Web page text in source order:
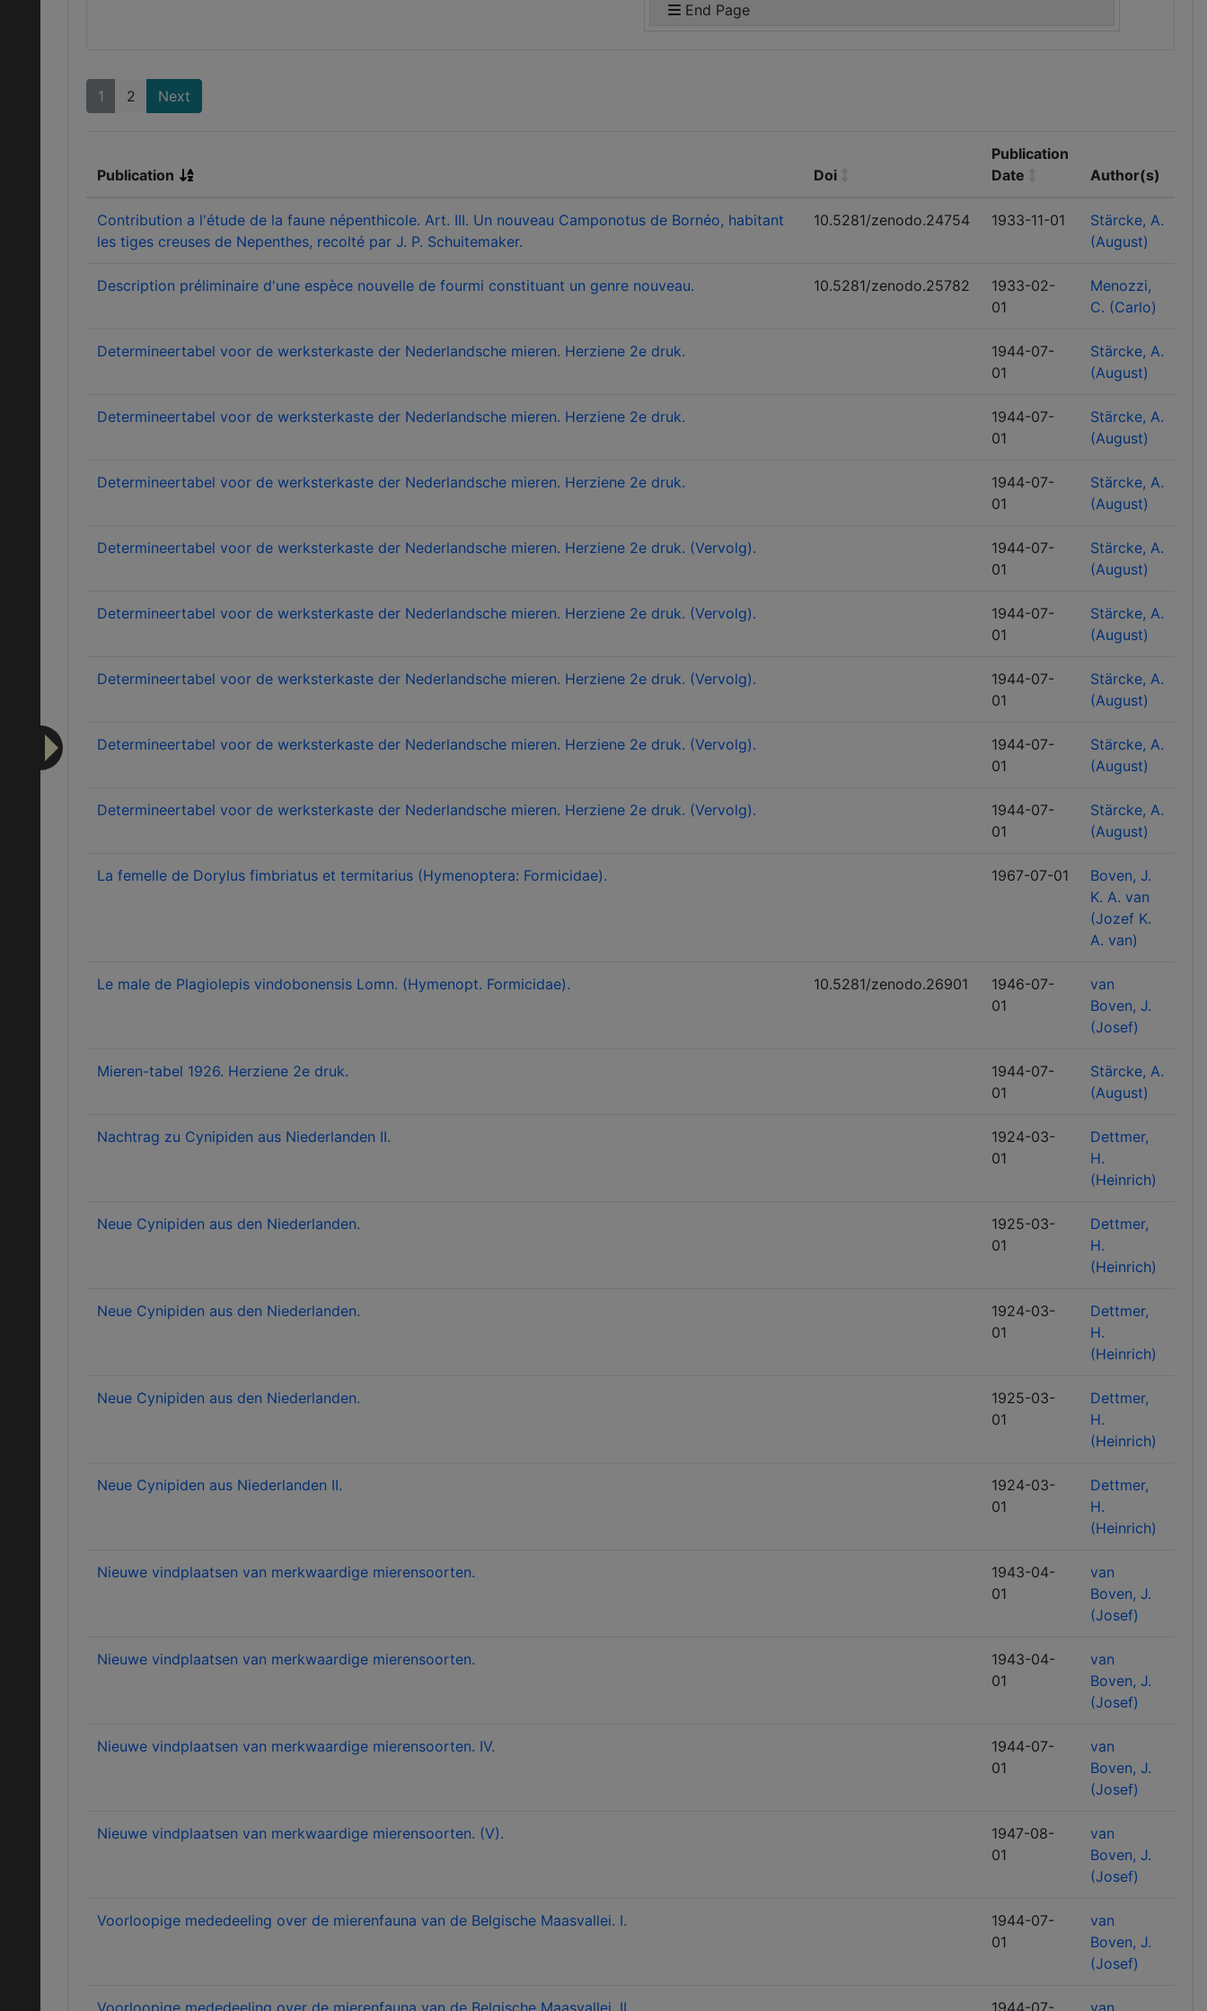
End Page
1 2 Next
Publication Doi
Publication
Date
Author(s)
Contribution a l'étude de la faune népenthicole. Art. III. Un nouveau Camponotus de Bornéo, habitant
les tiges creuses de Nepenthes, recolté par J. P. Schuitemaker.
10.5281/zenodo.24754 1933-11-01
Stärcke, A.
(August)
Description préliminaire d'une espèce nouvelle de fourmi constituant un genre nouveau. 10.5281/zenodo.25782
1933-02-
01
Menozzi,
C. (Carlo)
Determineertabel voor de werksterkaste der Nederlandsche mieren. Herziene 2e druk.
1944-07-
01
Stärcke, A.
(August)
Determineertabel voor de werksterkaste der Nederlandsche mieren. Herziene 2e druk.
1944-07-
01
Stärcke, A.
(August)
Determineertabel voor de werksterkaste der Nederlandsche mieren. Herziene 2e druk.
1944-07-
01
Stärcke, A.
(August)
Determineertabel voor de werksterkaste der Nederlandsche mieren. Herziene 2e druk. (Vervolg).
1944-07-
01
Stärcke, A.
(August)
Determineertabel voor de werksterkaste der Nederlandsche mieren. Herziene 2e druk. (Vervolg).
1944-07-
01
Stärcke, A.
(August)
Determineertabel voor de werksterkaste der Nederlandsche mieren. Herziene 2e druk. (Vervolg).
1944-07-
01
Stärcke, A.
(August)
Determineertabel voor de werksterkaste der Nederlandsche mieren. Herziene 2e druk. (Vervolg).
1944-07-
01
Stärcke, A.
(August)
Determineertabel voor de werksterkaste der Nederlandsche mieren. Herziene 2e druk. (Vervolg).
1944-07-
01
Stärcke, A.
(August)
La femelle de Dorylus fimbriatus et termitarius (Hymenoptera: Formicidae). 1967-07-01
Boven, J.
K. A. van
(Jozef K.
A. van)
Le male de Plagiolepis vindobonensis Lomn. (Hymenopt. Formicidae). 10.5281/zenodo.26901
1946-07-
01
van
Boven, J.
(Josef)
Mieren-tabel 1926. Herziene 2e druk.
1944-07-
01
Stärcke, A.
(August)
Nachtrag zu Cynipiden aus Niederlanden II.
1924-03-
01
Dettmer,
H.
(Heinrich)
Neue Cynipiden aus den Niederlanden.
1925-03-
01
Dettmer,
H.
(Heinrich)
Neue Cynipiden aus den Niederlanden.
1924-03-
01
Dettmer,
H.
(Heinrich)
Neue Cynipiden aus den Niederlanden.
1925-03-
01
Dettmer,
H.
(Heinrich)
Neue Cynipiden aus Niederlanden II.
1924-03-
01
Dettmer,
H.
(Heinrich)
Nieuwe vindplaatsen van merkwaardige mierensoorten.
1943-04-
01
van
Boven, J.
(Josef)
Nieuwe vindplaatsen van merkwaardige mierensoorten.
1943-04-
01
van
Boven, J.
(Josef)
Nieuwe vindplaatsen van merkwaardige mierensoorten. IV.
1944-07-
01
van
Boven, J.
(Josef)
Nieuwe vindplaatsen van merkwaardige mierensoorten. (V).
1947-08-
01
van
Boven, J.
(Josef)
Voorloopige mededeeling over de mierenfauna van de Belgische Maasvallei. I.
1944-07-
01
van
Boven, J.
(Josef)
Voorloopige mededeeling over de mierenfauna van de Belgische Maasvallei. II. 1944-07- van